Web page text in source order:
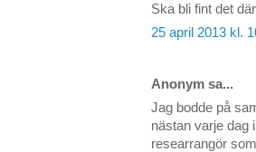
Ska bli fint det
25 april 2013 kl.
Anonym sa...
Jag bodde på
nästan varje dag
researrangör